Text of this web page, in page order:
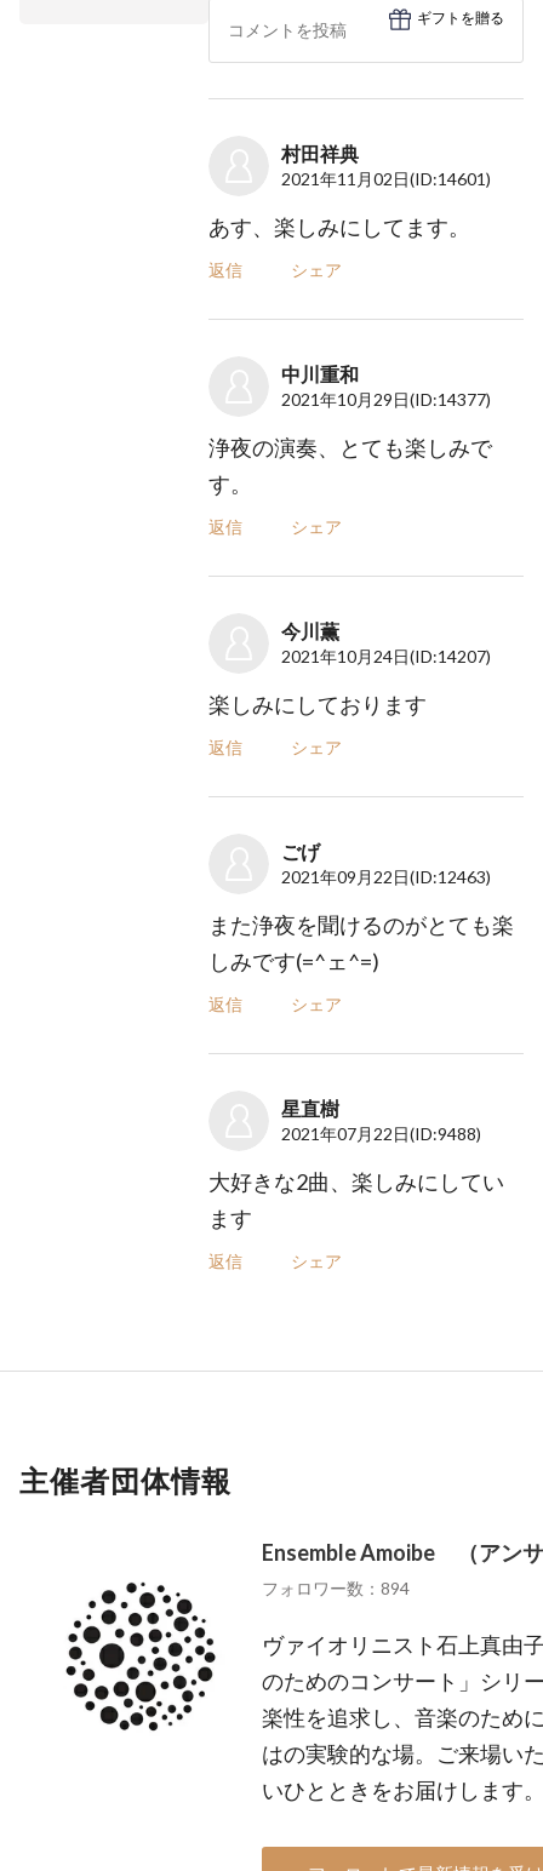
ギフトを贈る
村田祥典
2021年11月02日(ID:14601)
あす、楽しみにしてます。
返信 シェア
中川重和
2021年10月29日(ID:14377)
浄夜の演奏、とても楽しみで
す。
返信 シェア
今川薫
2021年10月24日(ID:14207)
楽しみにしております
返信 シェア
ごげ
2021年09月22日(ID:12463)
また浄夜を聞けるのがとても楽
しみです(=^ェ^=)
返信 シェア
星直樹
2021年07月22日(ID:9488)
大好きな2曲、楽しみにしてい
ます
返信 シェア
主催者団体情報
Ensemble Amoibe （アン
フォロワー数：894
ヴァイオリニスト石上真由
のためのコンサート」シリ
楽性を追求し、音楽のため
はの実験的な場。ご来場い
いひとときをお届けします